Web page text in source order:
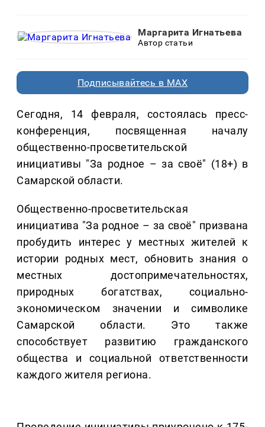
Маргарита Игнатьева
Автор статьи
Подписывайтесь в MAX
Сегодня, 14 февраля, состоялась пресс-
конференция, посвященная началу
общественно-просветительской
инициативы "За родное – за своё" (18+) в
Самарской области.
Общественно-просветительская
инициатива "За родное – за своё" призвана
пробудить интерес у местных жителей к
истории родных мест, обновить знания о
местных достопримечательностях,
природных богатствах, социально-
экономическом значении и символике
Самарской области. Это также
способствует развитию гражданского
общества и социальной ответственности
каждого жителя региона.